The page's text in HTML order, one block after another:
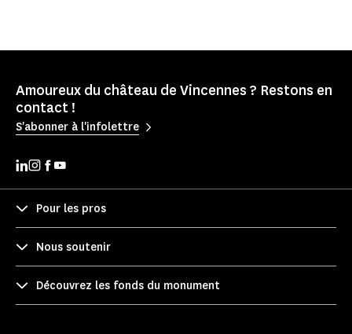
Amoureux du château de Vincennes ? Restons en
contact !
S'abonner à l'infolettre
Pour les pros
Nous soutenir
Découvrez les fonds du monument